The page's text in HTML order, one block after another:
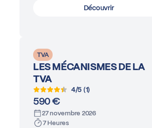
Découvrir
TVA
LES MÉCANISMES DE LA
TVA
4/5 (1)
590 €
27 novembre 2026
7 Heures